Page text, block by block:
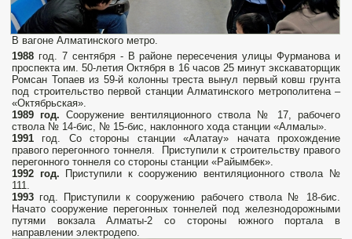
В вагоне Алматинского метро.
1988 год. 7 сентября - В районе пересечения улицы Фурманова и
проспекта им. 50-летия Октября в 16 часов 25 минут экскаваторщик
Ромсан Топаев из 59-й колонны треста вынул первый ковш грунта
под строительство первой станции Алматинского метрополитена –
«Октябрьская».
1989 год. Сооружение вентиляционного ствола № 17, рабочего
ствола № 14-бис, № 15-бис, наклонного хода станции «Алмалы».
1991 год. Со стороны станции «Алатау» начата прохождение
правого перегонного тоннеля. Приступили к строительству правого
перегонного тоннеля со стороны станции «Райымбек».
1992 год. Приступили к сооружению вентиляционного ствола №
111.
1993 год. Приступили к сооружению рабочего ствола № 18-бис.
Начато сооружение перегонных тоннелей под железнодорожными
путями вокзала Алматы-2 со стороны южного портала в
направлении электродепо.